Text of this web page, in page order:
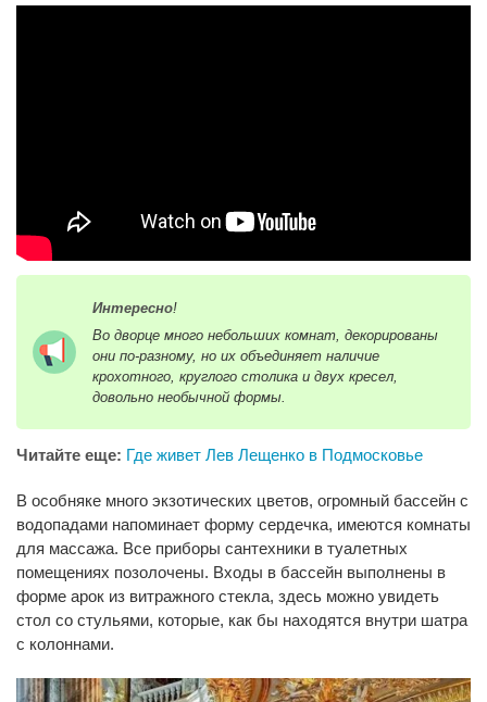
Интересно!
Во дворце много небольших комнат, декорированы
они по-разному, но их объединяет наличие
крохотного, круглого столика и двух кресел,
довольно необычной формы.
Читайте еще: Где живет Лев Лещенко в Подмосковье
В особняке много экзотических цветов, огромный бассейн с
водопадами напоминает форму сердечка, имеются комнаты
для массажа. Все приборы сантехники в туалетных
помещениях позолочены. Входы в бассейн выполнены в
форме арок из витражного стекла, здесь можно увидеть
стол со стульями, которые, как бы находятся внутри шатра
с колоннами.